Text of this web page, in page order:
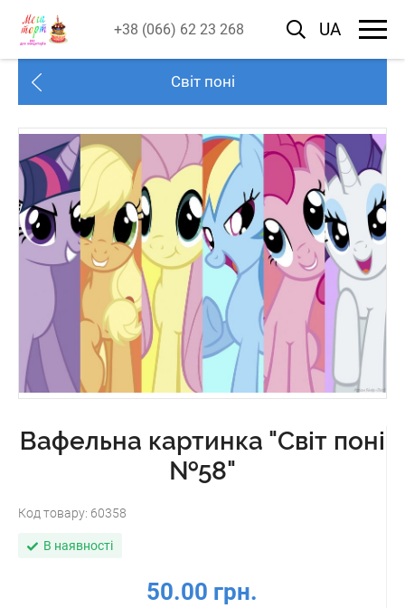
+38 (066) 62 23 268 UA
Світ поні
Вафельна картинка "Світ поні
№58"
Код товару: 60358
В наявності
50.00 грн.